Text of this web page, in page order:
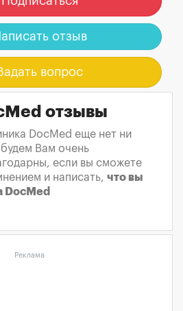
отзыв
вопрос
отзывы
DocMed еще нет ни
Вам очень
если вы сможете
и написать, что вы
DocMed
Реклама